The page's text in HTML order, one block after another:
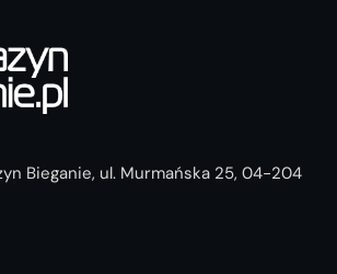
Bieganie, ul. Murmańska 25, 04-204